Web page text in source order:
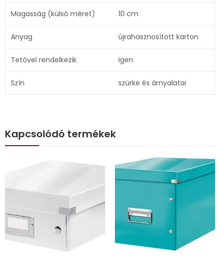
Magasság (külső méret) 10 cm
Anyag újrahasznosított karton
Tetővel rendelkezik Igen
Szín szürke és árnyalatai
Kapcsolódó termékek